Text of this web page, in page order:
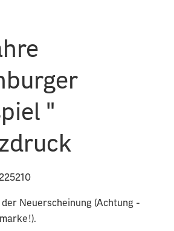
"
Neuerscheinung (Achtung -